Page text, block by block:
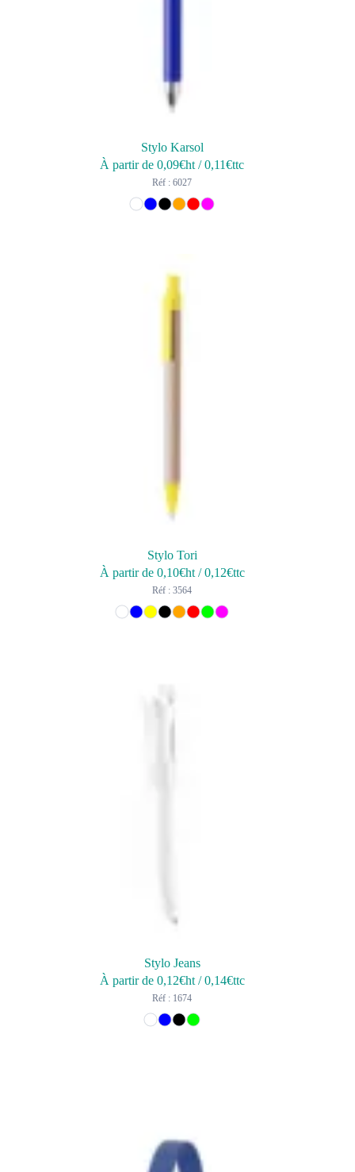
Stylo Karsol
À partir de0,09€ht /0,11€ttc
Réf : 6027
Stylo Tori
À partir de 0,10€ht/0,12€ttc
Réf : 3564
Stylo Jeans
À partir de 0,12€ht/0,14€ttc
Réf : 1674